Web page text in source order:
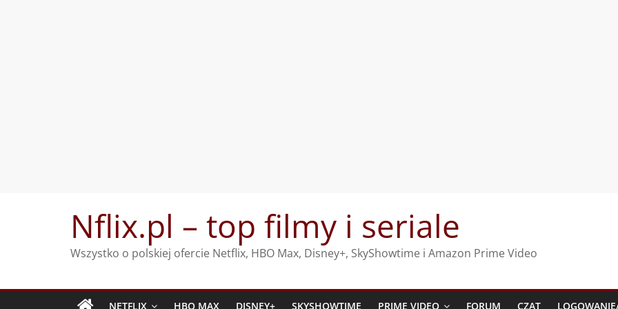
Nflix.pl – top filmy i seriale
Wszystko o polskiej ofercie Netflix, HBO Max, Disney+, SkyShowtime i Amazon Prime Video
NETFLIX HBO MAX DISNEY+ SKYSHOWTIME PRIME VIDEO FORUM CZAT